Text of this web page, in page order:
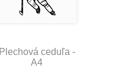
Plechová ceduľa -
A4